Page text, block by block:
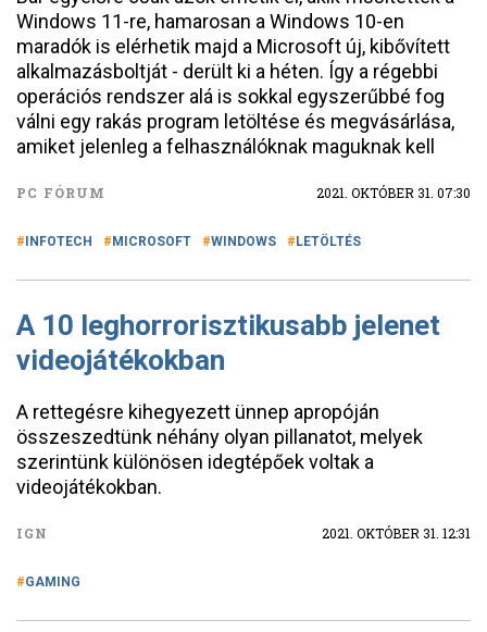
Windows 11-re, hamarosan a Windows 10-en
maradók is elérhetik majd a Microsoft új, kibővített
alkalmazásboltját - derült ki a héten. Így a régebbi
operációs rendszer alá is sokkal egyszerűbbé fog
válni egy rakás program letöltése és megvásárlása,
amiket jelenleg a felhasználóknak maguknak kell
PC FÓRUM 2021. OKTÓBER 31. 07:30
INFOTECH MICROSOFT WINDOWS LETÖLTÉS
A 10 leghorrorisztikusabb jelenet
videojátékokban
A rettegésre kihegyezett ünnep apropóján
összeszedtünk néhány olyan pillanatot, melyek
szerintünk különösen idegtépőek voltak a
videojátékokban.
IGN 2021. OKTÓBER 31. 12:31
GAMING